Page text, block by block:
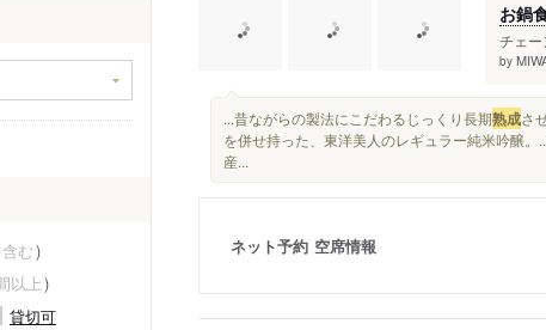
む
以上
貸切可
お鍋
チェ
by
...昔ながらの製法にこだわるじっくり長期熟成さ
を併せ持った、東洋美人のレギュラー純米吟醸
産...
ネット予約 空席情報